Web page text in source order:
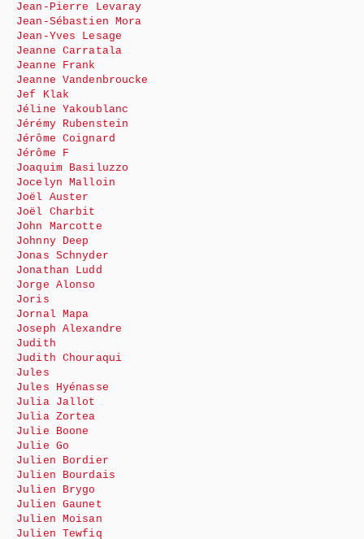
Jean-Pierre Levaray
Jean-Sébastien Mora
Jean-Yves Lesage
Jeanne Carratala
Jeanne Frank
Jeanne Vandenbroucke
Jef Klak
Jéline Yakoublanc
Jérémy Rubenstein
Jérôme Coignard
Jérôme F
Joaquim Basiluzzo
Jocelyn Malloin
Joël Auster
Joël Charbit
John Marcotte
Johnny Deep
Jonas Schnyder
Jonathan Ludd
Jorge Alonso
Joris
Jornal Mapa
Joseph Alexandre
Judith
Judith Chouraqui
Jules
Jules Hyénasse
Julia Jallot
Julia Zortea
Julie Boone
Julie Go
Julien Bordier
Julien Bourdais
Julien Brygo
Julien Gaunet
Julien Moisan
Julien Tewfiq